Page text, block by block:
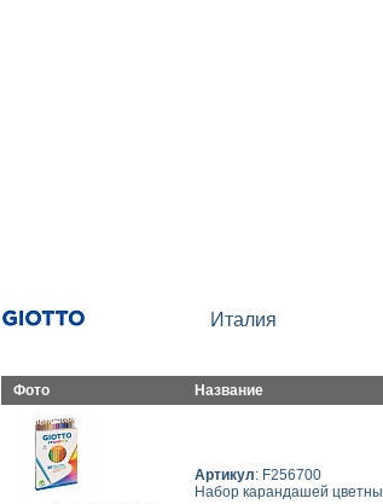
Италия
Фото Название
Артикул: F256700
Набор карандашей